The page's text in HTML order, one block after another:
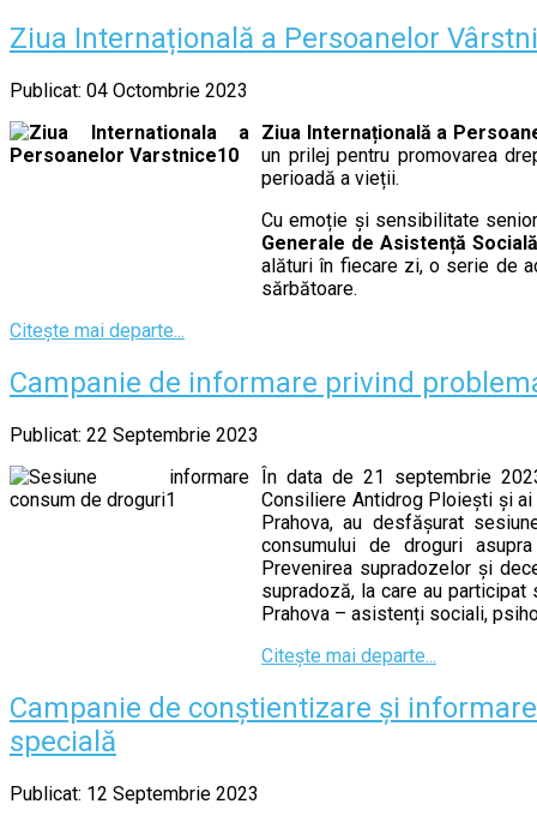
Ziua Internațională a Persoanelor
Publicat: 04 Octombrie 2023
Ziua Internațională a
un prilej pentru promovarea
perioadă a vieții.
Cu emoție și sensibilitate
Generale de Asistență
alături în fiecare zi, o serie de
sărbătoare.
Citește mai departe...
Campanie de informare privind
Publicat: 22 Septembrie 2023
În data de 21 septembrie
Consiliere Antidrog Ploiești și ai
Prahova, au desfășurat
consumului de droguri
Prevenirea supradozelor și
supradoză, la care au
Prahova – asistenți sociali,
Citește mai departe...
Campanie de conștientizare și
specială
Publicat: 12 Septembrie 2023